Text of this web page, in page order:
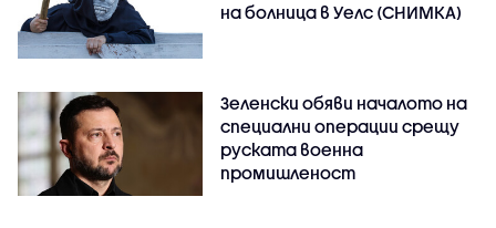
на болница в Уелс (СНИМКА)
Зеленски обяви началото на
специални операции срещу
руската военна
промишленост